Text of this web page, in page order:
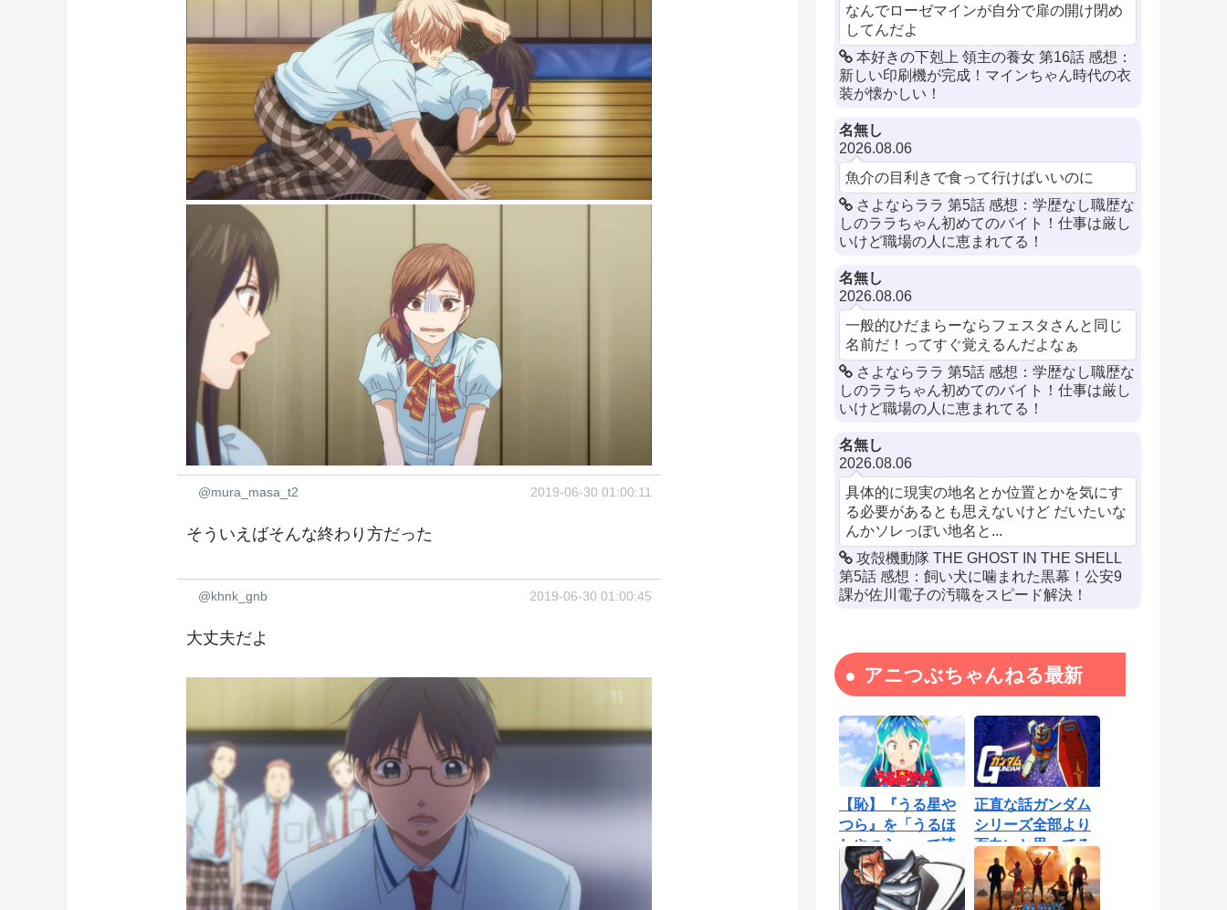
@mura_masa_t2 2019-06-30 01:00:11
そういえばそんな終わり方だった
@khnk_gnb 2019-06-30 01:00:45
大丈夫だよ
なんでローゼマインが自分で扉の開け閉め
してんだよ
本好きの下剋上 領主の養女 第16話 感想：
新しい印刷機が完成！マインちゃん時代の衣
装が懐かしい！
名無し
2026.08.06
魚介の目利きで食って行けばいいのに
さよならララ 第5話 感想：学歴なし職歴な
しのララちゃん初めてのバイト！仕事は厳し
いけど職場の人に恵まれてる！
名無し
2026.08.06
一般的ひだまらーならフェスタさんと同じ
名前だ！ってすぐ覚えるんだよなぁ
さよならララ 第5話 感想：学歴なし職歴な
しのララちゃん初めてのバイト！仕事は厳し
いけど職場の人に恵まれてる！
名無し
2026.08.06
具体的に現実の地名とか位置とかを気にす
る必要があるとも思えないけど だいたいな
んかソレっぽい地名と...
攻殻機動隊 THE GHOST IN THE SHELL
第5話 感想：飼い犬に噛まれた黒幕！公安9
課が佐川電子の汚職をスピード解決！
アニつぶちゃんねる最新
【恥】『うる星や
つら』を「うるほ
しやつら」って読
んでたわ…勘...
正直な話ガンダム
シリーズ全部より
面白いと思ってる
ロボットアニ...